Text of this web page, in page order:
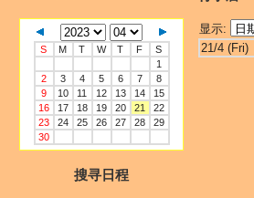
S M T W T F
S
1
2
3 4 5 6 7
8
9
10 11 12 13 14
15
16
17 18 19 20 21
22
23
24 25 26 27 28
29
30
搜寻日程
显示:
21/4 (Fri)